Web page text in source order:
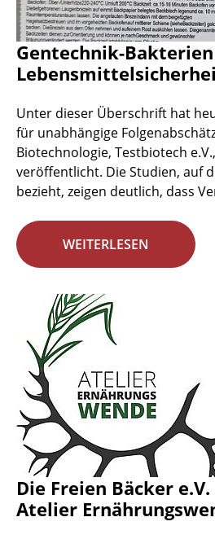
Gentechnik-
Unter dieser Überschrift hat
für unabhängige
Biotechnologie, Testbiotech
veröffentlicht. Die Studien, auf
bezieht, zeigen deutlich, dass
WEITERLESEN
Die Freien Bäcker
Atelier